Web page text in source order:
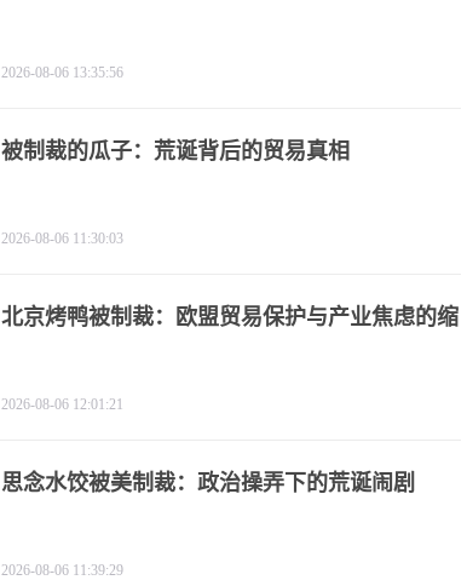
2026-08-06 13:35:56
被制裁的瓜子：荒诞背后的贸易真相
2026-08-06 11:30:03
北京烤鸭被制裁：欧盟贸易保护与产业焦虑的缩
2026-08-06 12:01:21
思念水饺被美制裁：政治操弄下的荒诞闹剧
2026-08-06 11:39:29